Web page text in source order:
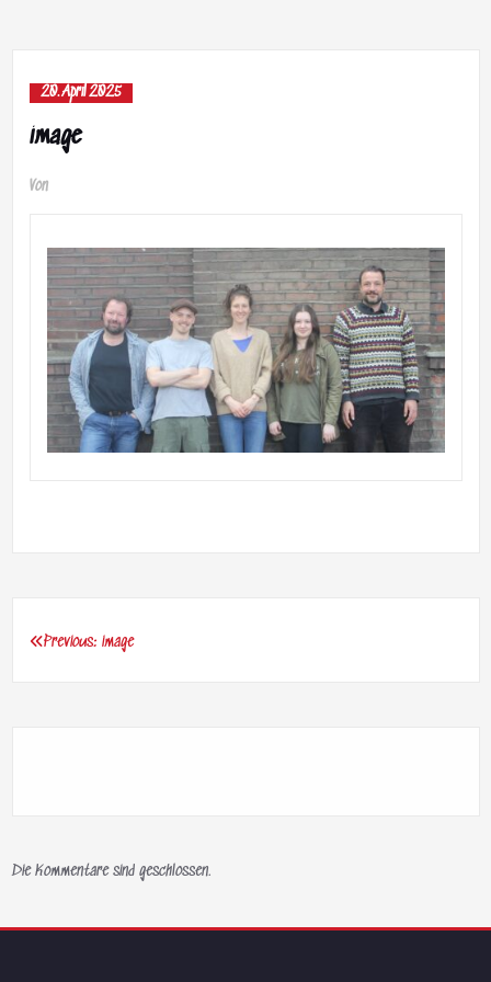
20. April 2025
image
Von
Beitragsnavigation
Previous: image
Die Kommentare sind geschlossen.